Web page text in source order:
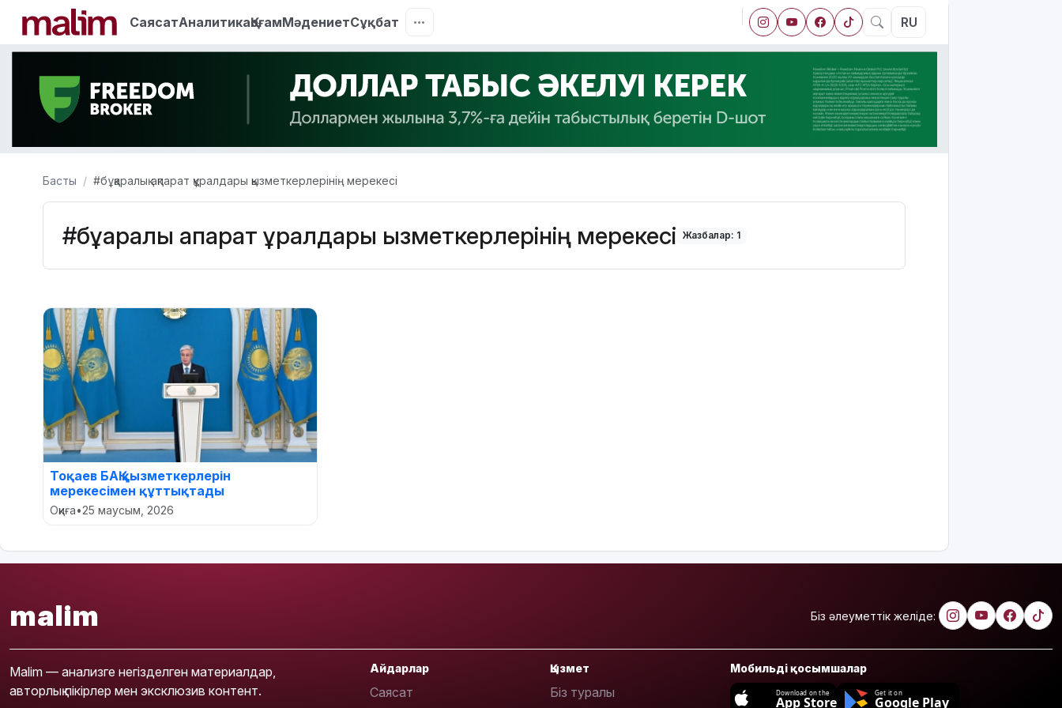
СаясатАналитикаҚоғамМәдениетСұқбат RU
Басты #бұқаралық ақпарат құралдары қызметкерлерінің мерекесі
#бұқаралық ақпарат құралдары қызметкерлерінің мерекесі Жазбалар: 1
Тоқаев БАҚ қызметкерлерін
мерекесімен құттықтады
Оқиға•25 маусым, 2026
malim Біз әлеуметтік желіде:
Malim — анализге негізделген материалдар,
авторлық пікірлер мен эксклюзив контент.
Айдарлар
Саясат
Қызмет
Біз туралы
Мобильді қосымшалар
Download on the
App Store
Get it on
Google Play